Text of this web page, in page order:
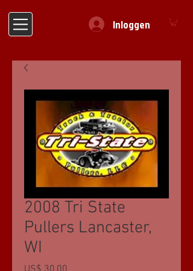
Inloggen
2008 Tri State
Pullers Lancaster,
WI